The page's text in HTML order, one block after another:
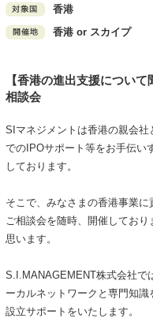
香港
香港 or スカイプ
【香港の進出支援につい
相談会
SIマネジメントは香港の親会
でのIPOサポート等をお手伝い
しております。
そこで、みなさまの香港事業
ご相談会を随時、開催してお
思います。
S.I.MANAGEMENT株式会社で
ーカルネットワークと専門知
設立サポートをいたします。